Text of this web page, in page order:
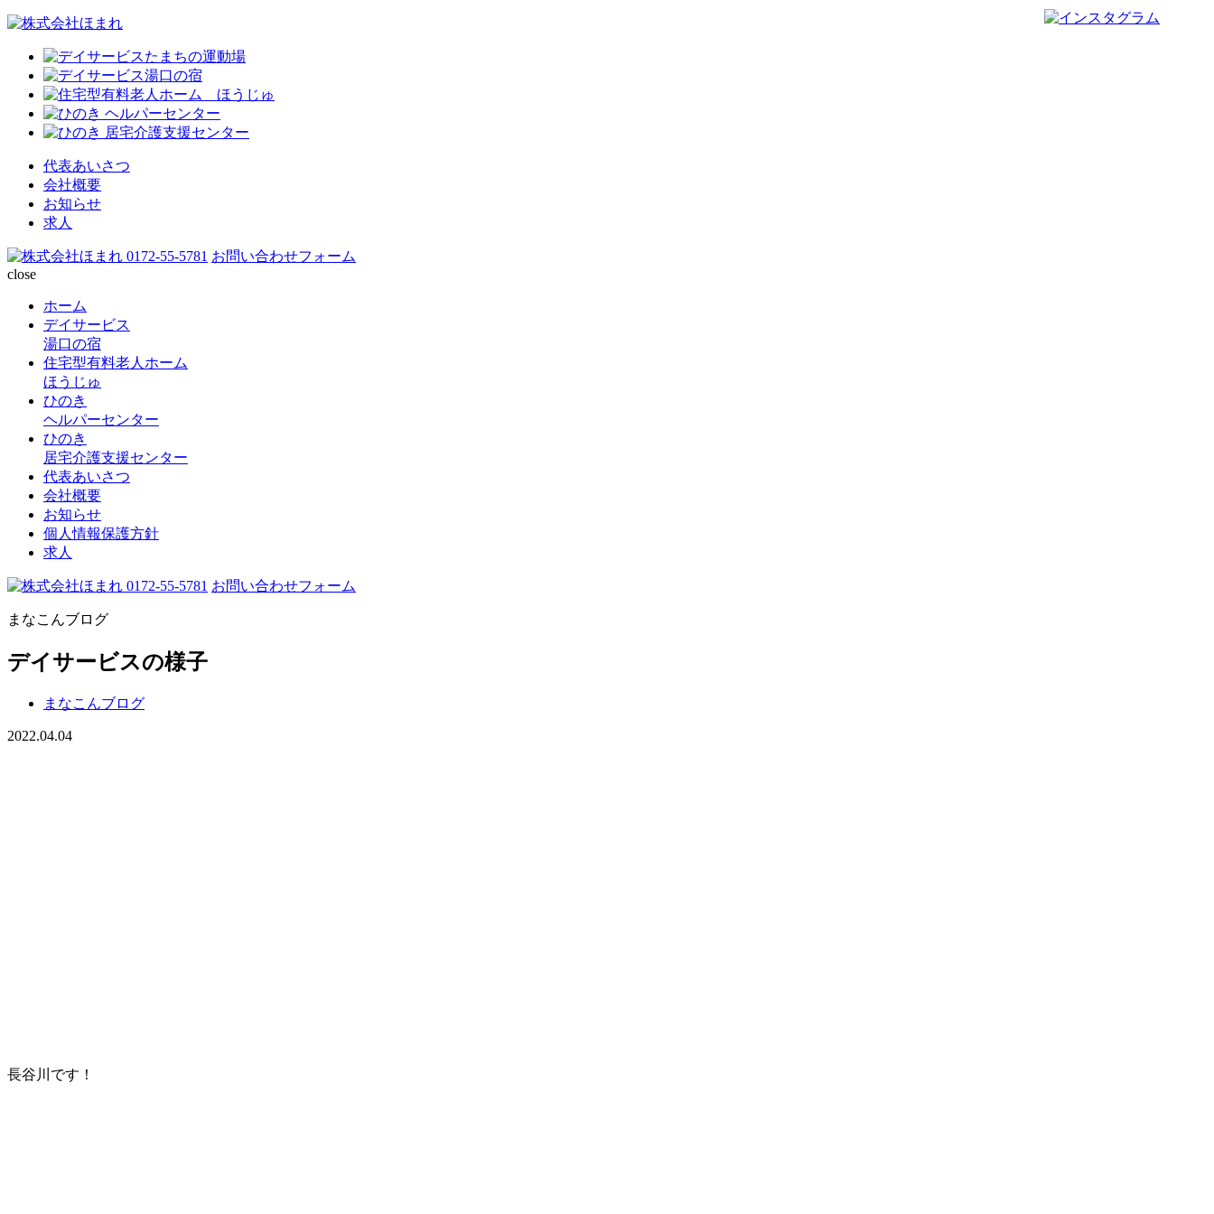
代表あいさつ
会社概要
お知らせ
求人
0172-55-5781 お問い合わせフォーム
close
ホーム
デイサービス
湯口の宿
住宅型有料老人ホーム
ほうじゅ
ひのき
ヘルパーセンター
ひのき
居宅介護支援センター
代表あいさつ
会社概要
お知らせ
個人情報保護方針
求人
0172-55-5781 お問い合わせフォーム
まなこんブログ
デイサービスの様子
まなこんブログ
2022.04.04
長谷川です！